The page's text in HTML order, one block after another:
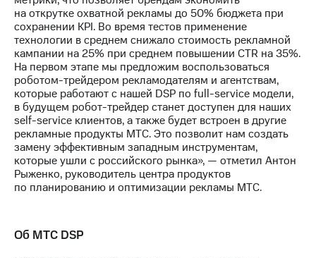
Рынок
акций
Описание
Программа
приобретения
Порядок
выкупа
акций
Дивиденды
Рынок
облигаций
Описание
погашении
на открутке охватной рекламы до 50% бюджета при
сохранении KPI. Во время тестов применение
технологии в среднем снижало стоимость рекламной
кампании на 25% при среднем повышении CTR на 35%.
На первом этапе мы предложим воспользоваться
роботом-трейдером рекламодателям и агентствам,
которые работают с нашей DSP по full-service модели,
в будущем робот-трейдер станет доступен для наших
self-service клиентов, а также будет встроен в другие
рекламные продукты МТС. Это позволит нам создать
замену эффективным западным инструментам,
которые ушли с российского рынка», — отметил Антон
Рыженко, руководитель центра продуктов
по планированию и оптимизации рекламы МТС.
Об МТС DSP